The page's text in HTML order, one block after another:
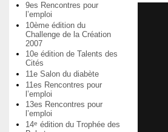
9es Rencontres pour
l’emploi
10ème édition du
Challenge de la Création
2007
10e édition de Talents des
Cités
11e Salon du diabète
11es Rencontres pour
l’emploi
13es Rencontres pour
l’emploi
14e édition du Trophée des